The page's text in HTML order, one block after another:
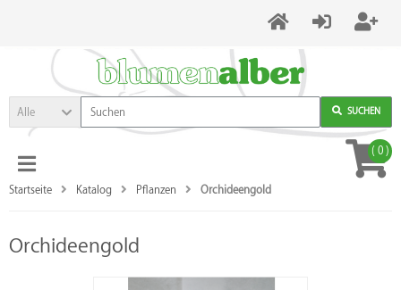
Alle SUCHEN
( 0 )
Startseite Katalog Pflanzen Orchideengold
Orchideengold